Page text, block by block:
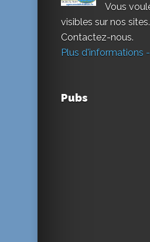
Vous
visibles sur nos sites.
Contactez-nous.
Plus d'informations
Pubs